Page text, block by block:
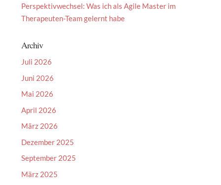
Perspektivwechsel: Was ich als Agile Master im
Therapeuten-Team gelernt habe
Archiv
Juli 2026
Juni 2026
Mai 2026
April 2026
März 2026
Dezember 2025
September 2025
März 2025